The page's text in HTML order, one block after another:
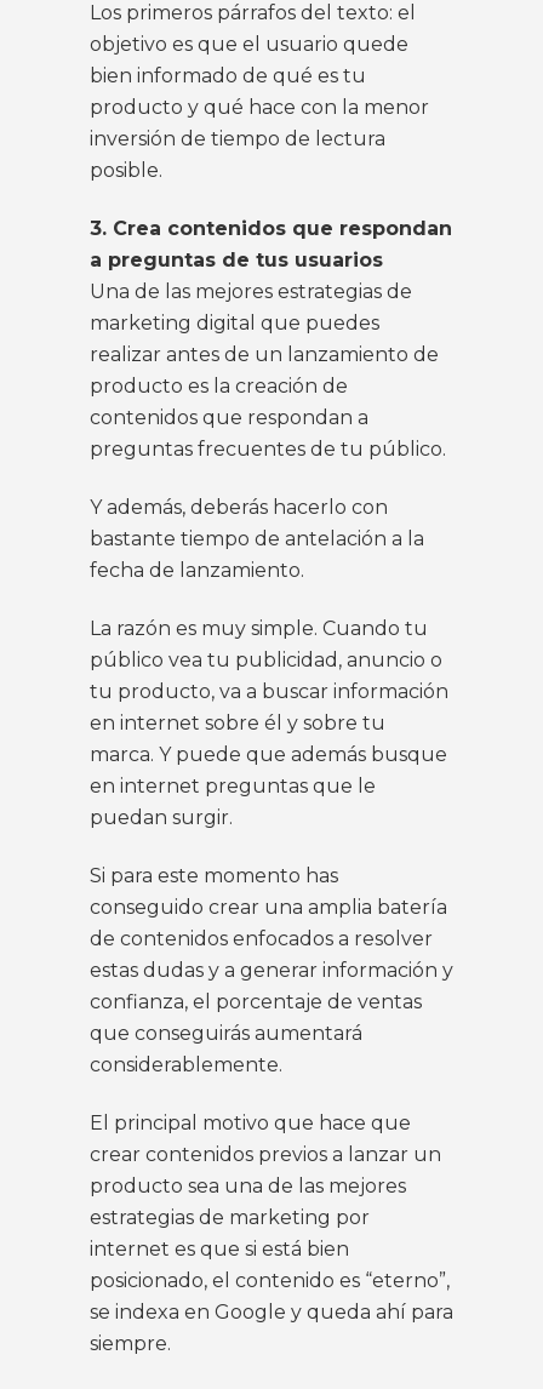
Los primeros párrafos del texto: el
objetivo es que el usuario quede
bien informado de qué es tu
producto y qué hace con la menor
inversión de tiempo de lectura
posible.
3. Crea contenidos que respondan
a preguntas de tus usuarios
Una de las mejores estrategias de
marketing digital que puedes
realizar antes de un lanzamiento de
producto es la creación de
contenidos que respondan a
preguntas frecuentes de tu público.
Y además, deberás hacerlo con
bastante tiempo de antelación a la
fecha de lanzamiento.
La razón es muy simple. Cuando tu
público vea tu publicidad, anuncio o
tu producto, va a buscar información
en internet sobre él y sobre tu
marca. Y puede que además busque
en internet preguntas que le
puedan surgir.
Si para este momento has
conseguido crear una amplia batería
de contenidos enfocados a resolver
estas dudas y a generar información y
confianza, el porcentaje de ventas
que conseguirás aumentará
considerablemente.
El principal motivo que hace que
crear contenidos previos a lanzar un
producto sea una de las mejores
estrategias de marketing por
internet es que si está bien
posicionado, el contenido es “eterno”,
se indexa en Google y queda ahí para
siempre.